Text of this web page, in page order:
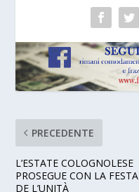
PRECEDENTE
L’ESTATE COLOGNOLESE
PROSEGUE CON LA FESTA
DE L’UNITÀ